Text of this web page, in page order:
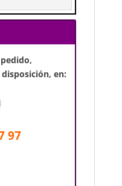
en:
97